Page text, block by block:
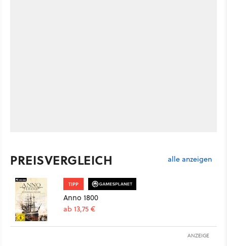
PREISVERGLEICH alle anzeigen
TIPP
Anno 1800
ab 13,75 €
ANZEIGE